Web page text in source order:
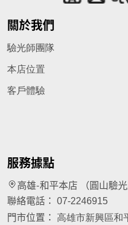
關於我們
驗光師團隊
本店位置
客戶體驗
服務據點
高雄-和平本店 （圓山驗光
聯絡電話：
07-2246915
門市位置： 高雄市新興區和